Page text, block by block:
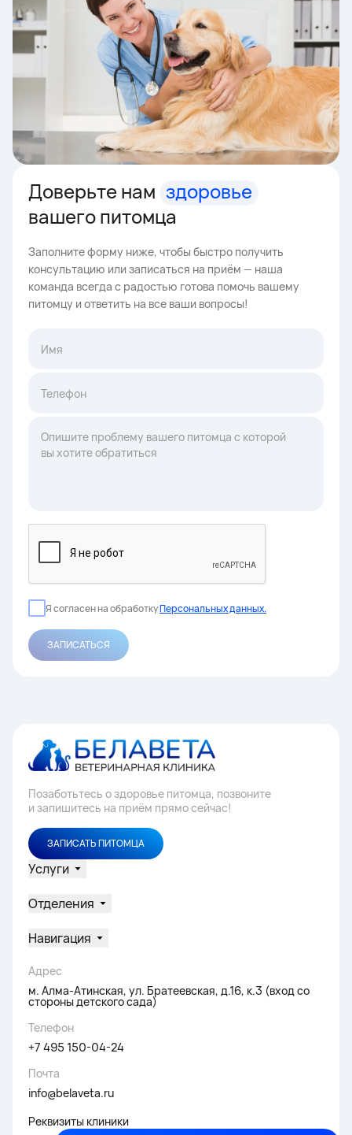
Доверьте нам здоровье
вашего питомца
Заполните форму ниже, чтобы быстро получить
консультацию или записаться на приём — наша
команда всегда с радостью готова помочь вашему
питомцу и ответить на все ваши вопросы!
Я согласен на обработкуПерсональных данных.
ЗАПИСАТЬСЯ
Позаботьтесь о здоровье питомца, позвоните
и запишитесь на приём прямо сейчас!
ЗАПИСАТЬ ПИТОМЦА
Услуги
Отделения
Навигация
Адрес
м. Алма-Атинская, ул. Братеевская, д.16, к.3 (вход со
стороны детского сада)
Телефон
+7 495 150-04-24
Почта
info@belaveta.ru
Реквизиты клиники